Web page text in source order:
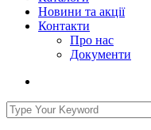
Новини та акції
Контакти
Про нас
Документи